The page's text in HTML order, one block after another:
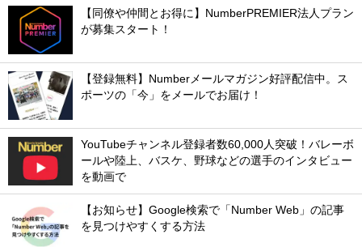
【同僚や仲間とお得に】NumberPREMIER法人プラン
が募集スタート！
【登録無料】Numberメールマガジン好評配信中。ス
ポーツの「今」をメールでお届け！
YouTubeチャンネル登録者数60,000人突破！バレーボ
ールや陸上、バスケ、野球などの選手のインタビュー
を動画で
【お知らせ】Google検索で「Number Web」の記事
を見つけやすくする方法